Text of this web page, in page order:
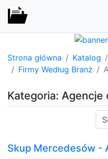
Strona główna Katalog
Firmy Według Branż
Kategoria: Agencje
Skup Mercedesów -